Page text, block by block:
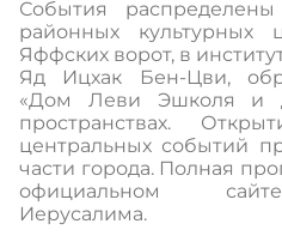
События
районных культурных
Яффских ворот, в
Яд Ицхак Бен-Цви,
«Дом Леви Эшколя и
пространствах.
центральных событий
части города. Полная
официальном
Иерусалима.